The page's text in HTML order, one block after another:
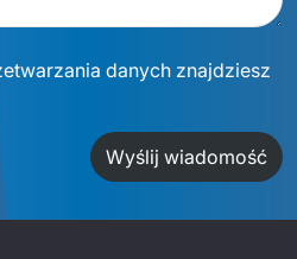
danych znajdziesz
Wyślij wiadomość